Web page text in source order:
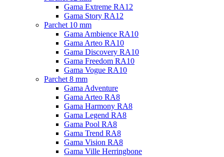
Gama Extreme RA12
Gama Story RA12
Parchet 10 mm
Gama Ambience RA10
Gama Arteo RA10
Gama Discovery RA10
Gama Freedom RA10
Gama Vogue RA10
Parchet 8 mm
Gama Adventure
Gama Arteo RA8
Gama Harmony RA8
Gama Legend RA8
Gama Pool RA8
Gama Trend RA8
Gama Vision RA8
Gama Ville Herringbone